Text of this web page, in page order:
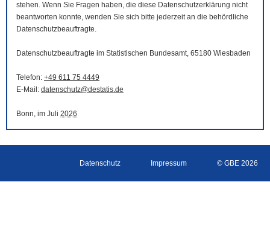
stehen. Wenn Sie Fragen haben, die diese Datenschutzerklärung nicht
beantworten konnte, wenden Sie sich bitte jederzeit an die behördliche
Datenschutzbeauftragte.
Datenschutzbeauftragte im Statistischen Bundesamt, 65180 Wiesbaden
Telefon: +49 611 75 4449
E-Mail : datenschutz@destatis.de
Bonn, im Juli 2026
Datenschutz Impressum © GBE 2026